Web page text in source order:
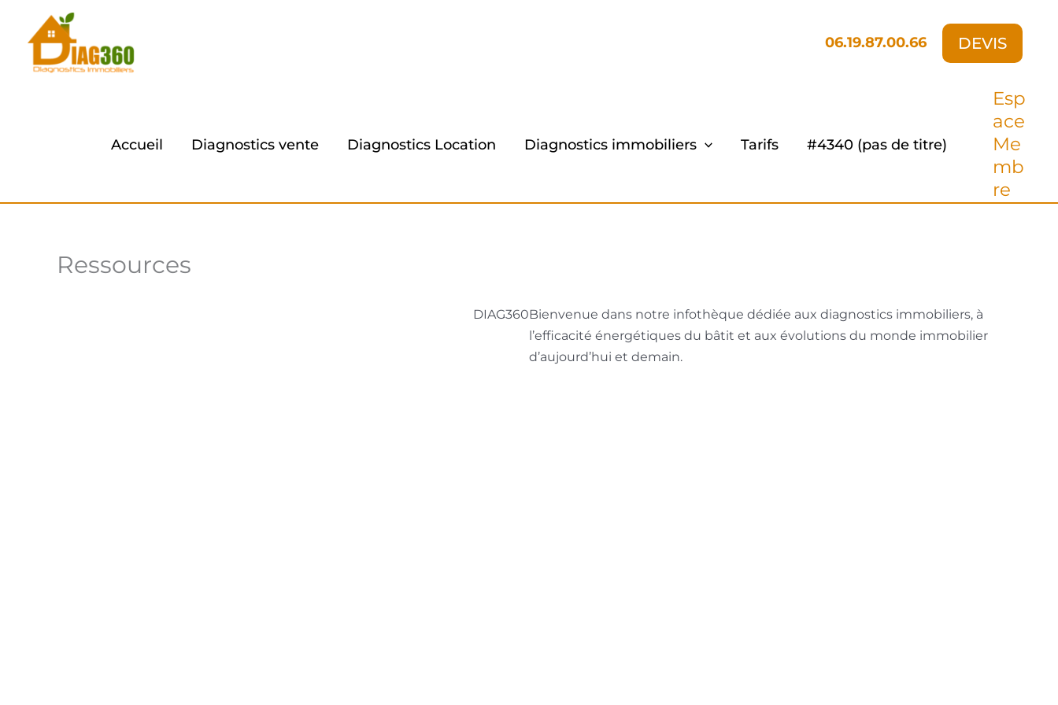
06.19.87.00.66 DEVIS
Accueil Diagnostics vente Diagnostics Location Diagnostics immobiliers Tarifs #4340 (pas de titre)
Esp
ace
Me
mb
re
Ressources
DIAG360Bienvenue dans notre infothèque dédiée aux diagnostics immobiliers, à
l’efficacité énergétiques du bâtit et aux évolutions du monde immobilier
d’aujourd’hui et demain.